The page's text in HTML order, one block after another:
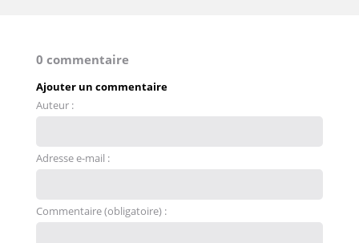
0 commentaire
Ajouter un commentaire
Auteur :
Adresse e-mail :
Commentaire (obligatoire) :